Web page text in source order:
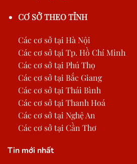
CƠ SỞ THEO TỈNH
Các cơ sở tại Hà Nội
Các cơ sở tại Tp. Hồ Chí Minh
Các cơ sở tại Phú Thọ
Các cơ sở tại Bắc Giang
Các cơ sở tại Thái Bình
Các cơ sở tại Thanh Hoá
Các cơ sở tại Nghệ An
Các cơ sở tại Cần Thơ
Tin mới nhất